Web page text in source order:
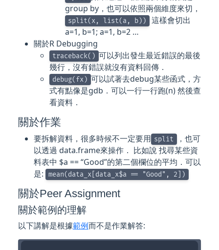
group by，也可以依照兩個維度來切，
split(x, list(a, b)) 這樣會切出
a=1, b=1; a=1, b=2 …
關於R Debugging
traceback() 可以列出發生最近錯誤的最後
幾行，沒有錯誤就沒有資料回傳．
debug(fx) 可以試著去debug某些函式，方
式有點像是gdb．可以一行一行跑(n) 然後查
看資料．
關於作業
要拆解資料，很多時候不一定要用 split ，也可
以透過 data.frame來操作． 比如說 找尋某些資
料表中 $a == “Good”的第二個欄位的平均．可以
是:
mean(data_x[data_x$a == "Good", 2])
關於Peer Assignment
關於範例的理解
以下講解是根據範例而不是作業解答: